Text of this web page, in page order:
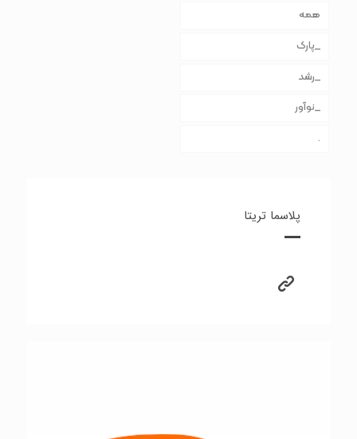
همه
_پارک
_رشد
_نوآور
.
پلاسما تریتا